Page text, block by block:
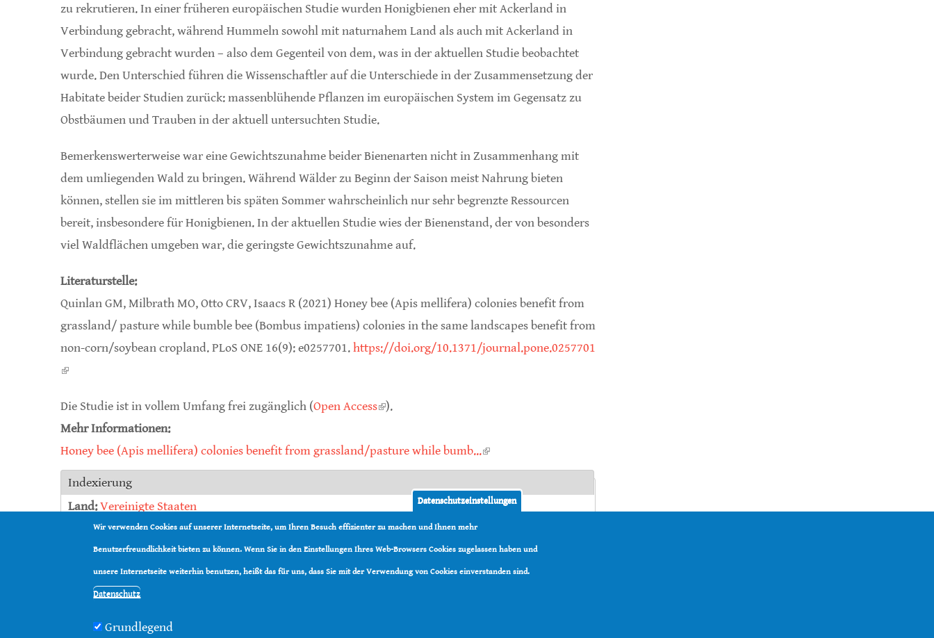
zu rekrutieren. In einer früheren europäischen Studie wurden Honigbienen eher mit Ackerland in
Verbindung gebracht, während Hummeln sowohl mit naturnahem Land als auch mit Ackerland in
Verbindung gebracht wurden – also dem Gegenteil von dem, was in der aktuellen Studie beobachtet
wurde. Den Unterschied führen die Wissenschaftler auf die Unterschiede in der Zusammensetzung der
Habitate beider Studien zurück: massenblühende Pflanzen im europäischen System im Gegensatz zu
Obstbäumen und Trauben in der aktuell untersuchten Studie.
Bemerkenswerterweise war eine Gewichtszunahme beider Bienenarten nicht in Zusammenhang mit
dem umliegenden Wald zu bringen. Während Wälder zu Beginn der Saison meist Nahrung bieten
können, stellen sie im mittleren bis späten Sommer wahrscheinlich nur sehr begrenzte Ressourcen
bereit, insbesondere für Honigbienen. In der aktuellen Studie wies der Bienenstand, der von besonders
viel Waldflächen umgeben war, die geringste Gewichtszunahme auf.
Literaturstelle:
Quinlan GM, Milbrath MO, Otto CRV, Isaacs R (2021) Honey bee (Apis mellifera) colonies benefit from
grassland/ pasture while bumble bee (Bombus impatiens) colonies in the same landscapes benefit from
non-corn/soybean cropland. PLoS ONE 16(9): e0257701.https://doi.org/10.1371/journal.pone.0257701
(link is external)
Die Studie ist in vollem Umfang frei zugänglich (Open Access(link is external)
).
Mehr Informationen:
Honey bee (Apis mellifera) colonies benefit from grassland/pasture while bumb...(link is external)
Indexierung
Land:Vereinigte Staaten
Organisationen:Michigan State University East Lansing,U. S. Geological Survey
Studienautoren:Gabriela M. Quinlan,Meghan O. Milbrath,Clint R. V. Otto,Rufus Isaacs
Arten:Westliche Honigbiene,Gemeine Östliche Hummel
Datenschutzeinstellungen
Wir verwenden Cookies auf unserer Internetseite, um Ihren Besuch effizienter zu machen und Ihnen mehr
Benutzerfreundlichkeit bieten zu können. Wenn Sie in den Einstellungen Ihres Web-Browsers Cookies zugelassen haben und
unsere Internetseite weiterhin benutzen, heißt das für uns, dass Sie mit der Verwendung von Cookies einverstanden sind.
Datenschutz
Grundlegend